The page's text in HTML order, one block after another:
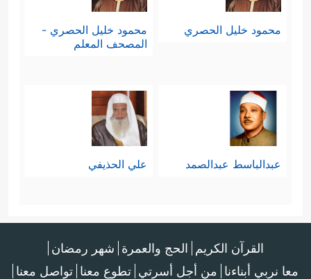
محمود خليل الحصري
محمود خليل الحصري -
المصحف المعلم
عبدالباسط عبدالصمد علي الحذيفي
القرآن الكريم الحج والعمرة شهر رمضان
معا نربي أبناءنا من أجل أسرتي تطوع معنا تواصل معنا